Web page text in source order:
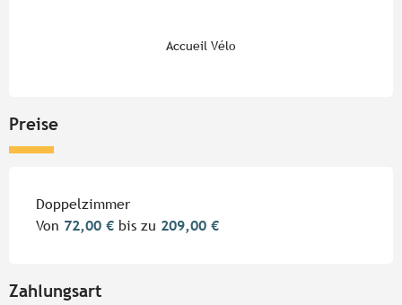
Accueil Vélo
Preise
Preise 2026
Doppelzimmer
Von 72,00 € bis zu 209,00 €
Zahlungsart